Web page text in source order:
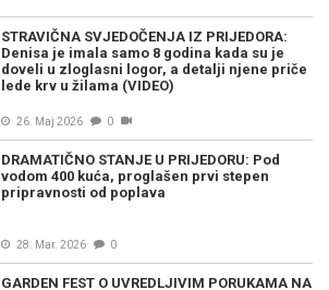
STRAVIČNA SVJEDOČENJA IZ PRIJEDORA:
Denisa je imala samo 8 godina kada su je
doveli u zloglasni logor, a detalji njene priče
lede krv u žilama (VIDEO)
26. Maj 2026 0
DRAMATIČNO STANJE U PRIJEDORU: Pod
vodom 400 kuća, proglašen prvi stepen
pripravnosti od poplava
28. Mar. 2026 0
GARDEN FEST O UVREDLJIVIM PORUKAMA NA